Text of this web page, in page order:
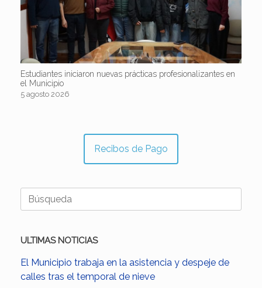
Estudiantes iniciaron nuevas prácticas profesionalizantes en
el Municipio
5 agosto 2026
Recibos de Pago
Buscar:
ULTIMAS NOTICIAS
El Municipio trabaja en la asistencia y despeje de
calles tras el temporal de nieve